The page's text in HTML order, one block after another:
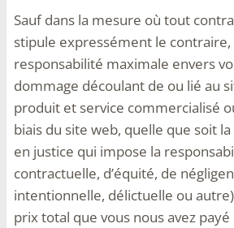
Sauf dans la mesure où tout
stipule expressément le
responsabilité maximale envers
dommage découlant de ou lié au
produit et service commercialisé
biais du site web, quelle que soit
en justice qui impose la
contractuelle, d’équité, de
intentionnelle, délictuelle ou
prix total que vous nous avez